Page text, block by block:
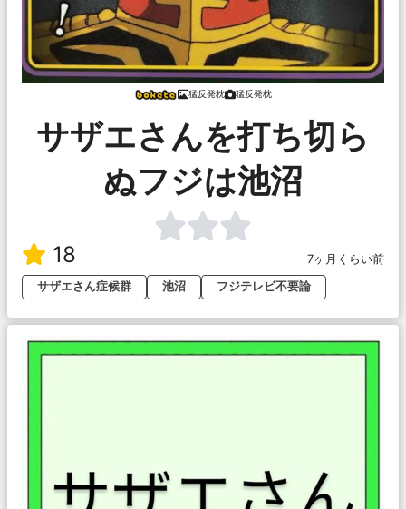
猛反発枕 猛反発枕
サザエさんを打ち切ら
ぬフジは池沼
18
7ヶ月くらい前
サザエさん症候群
池沼 フジテレビ不要論